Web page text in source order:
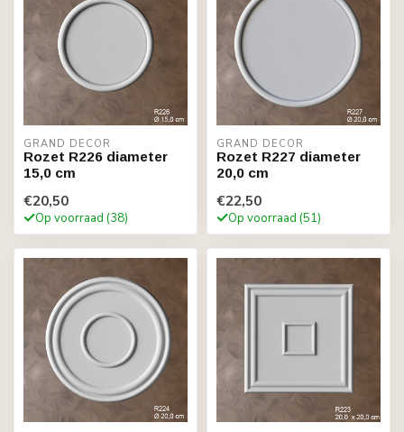
GRAND DECOR
Rozet R226 diameter
15,0 cm
€20,50
Op voorraad (38)
GRAND DECOR
Rozet R227 diameter
20,0 cm
€22,50
Op voorraad (51)